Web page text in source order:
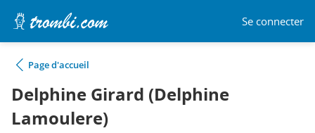
Se connecter
Page d'accueil
Delphine Girard (Delphine
Lamoulere)